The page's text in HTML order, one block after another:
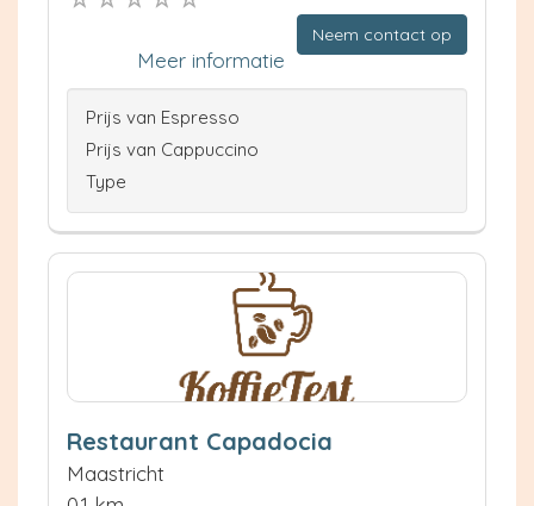
Neem contact op
Meer informatie
Prijs van Espresso
Prijs van Cappuccino
Type
Restaurant Capadocia
Maastricht